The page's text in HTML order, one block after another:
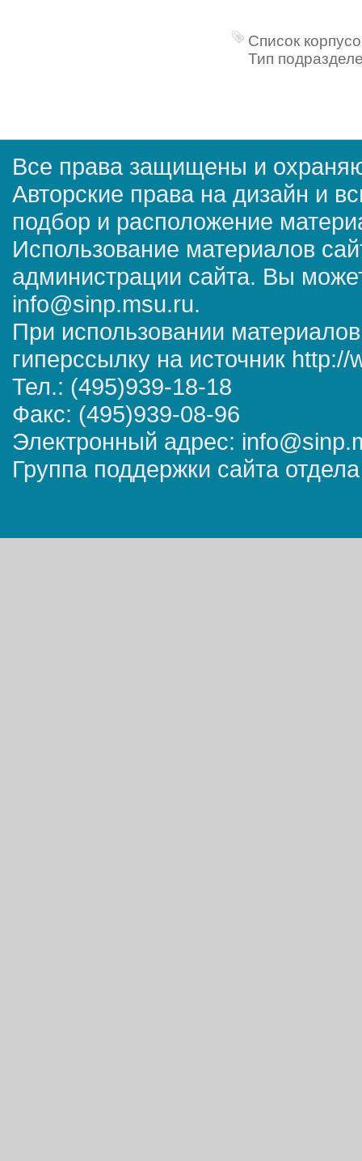
Список
Тип
Все права защищены и
Авторские права на дизайн и
подбор и расположение
Использование материалов
администрации сайта. Вы
info@sinp.msu.ru.
При использовании
гиперссылку на источник
Тел.: (495)939-18-18
Факс: (495)939-08-96
Электронный адрес:
Группа поддержки сайта